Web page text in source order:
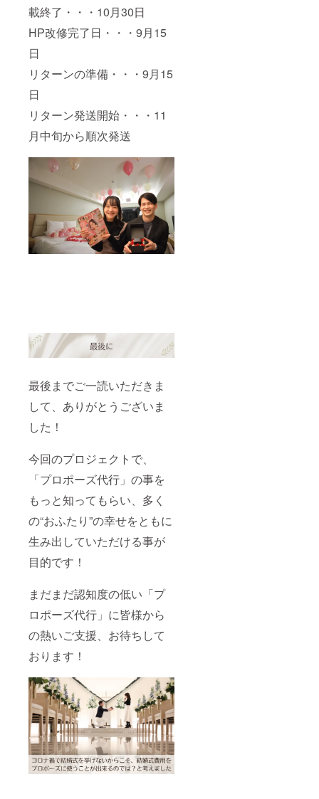
載終了・・・10月30日
HP改修完了日・・・9月15
日
リターンの準備・・・9月15
日
リターン発送開始・・・11
月中旬から順次発送
最後までご一読いただきま
して、ありがとうございま
した！
今回のプロジェクトで、
「プロポーズ代行」の事を
もっと知ってもらい、多く
の“おふたり”の幸せをともに
生み出していただける事が
目的です！
まだまだ認知度の低い「プ
ロポーズ代行」に皆様から
の熱いご支援、お待ちして
おります！